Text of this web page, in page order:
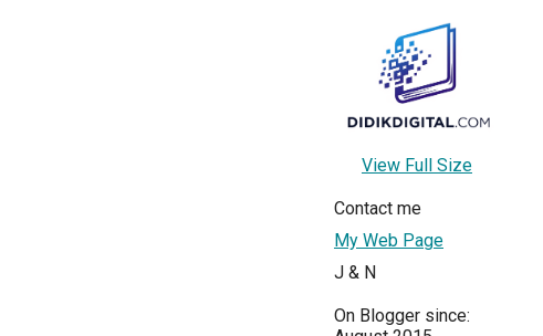
View Full Size
Contact me
My Web Page
J & N
On Blogger since: